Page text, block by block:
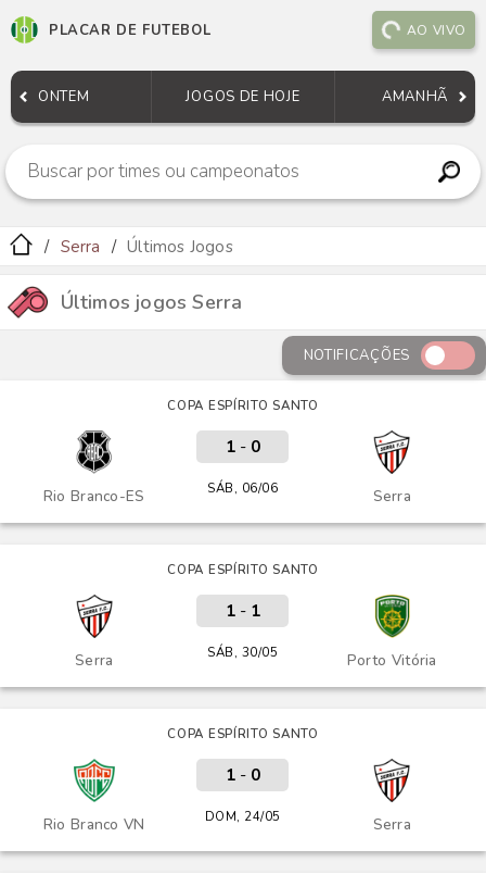
PLACAR DE FUTEBOL AO VIVO
ONTEM JOGOS DE HOJE AMANHÃ
Serra Últimos Jogos
Últimos jogos Serra
NOTIFICAÇÕES
COPA ESPÍRITO SANTO
Rio Branco-ES Serra
1- 0
SÁB, 06/06
COPA ESPÍRITO SANTO
Serra Porto Vitória
1- 1
SÁB, 30/05
COPA ESPÍRITO SANTO
Rio Branco VN Serra
1- 0
DOM, 24/05